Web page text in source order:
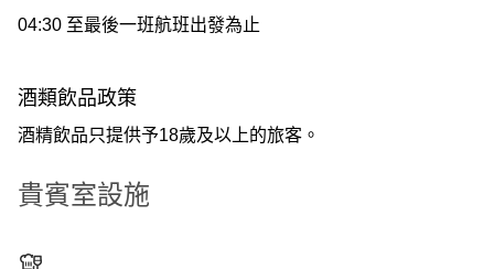
04:30 至最後一班航班出發為止
酒類飲品政策
酒精飲品只提供予18歲及以上的旅客。
貴賓室設施